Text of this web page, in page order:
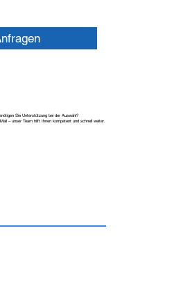
Sie Unterstützung bei der Auswahl?
– unser Team hilft Ihnen kompetent und schnell weiter.